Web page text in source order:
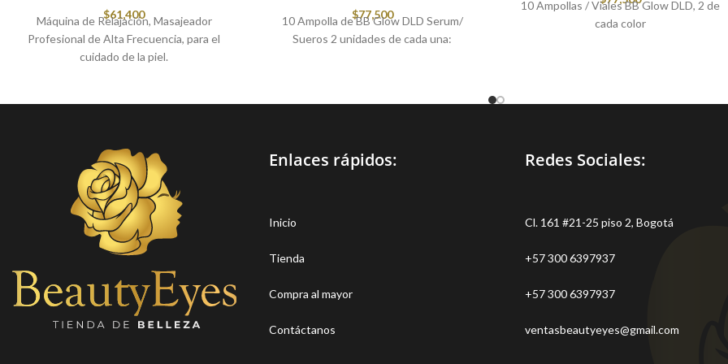
$61,400
Máquina de Relajación, Masajeador
Profesional de Alta Frecuencia, para el
cuidado de la piel.
$77,500
10 Ampolla de BB Glow DLD Serum/
Sueros 2 unidades de cada una:
10 Ampollas / Viales BB Glow DLD, 2 de
cada color
Enlaces rápidos:
Inicio
Tienda
Compra al mayor
Contáctanos
Redes Sociales:
Cl. 161 #21-25 piso 2, Bogotá
+57 300 6397937
+57 300 6397937
ventasbeautyeyes@gmail.com